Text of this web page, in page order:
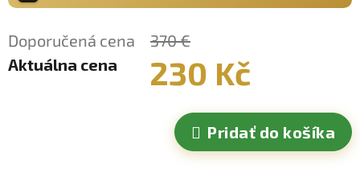
Doporučená cena
370 €
Aktuálna cena
230 Kč
len prvý rad
+ €35 Pridať do košíka